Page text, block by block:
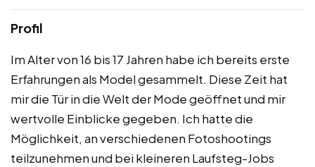
Profil
Im Alter von 16 bis 17 Jahren habe ich bereits erste
Erfahrungen als Model gesammelt. Diese Zeit hat
mir die Tür in die Welt der Mode geöffnet und mir
wertvolle Einblicke gegeben. Ich hatte die
Möglichkeit, an verschiedenen Fotoshootings
teilzunehmen und bei kleineren Laufsteg-Jobs